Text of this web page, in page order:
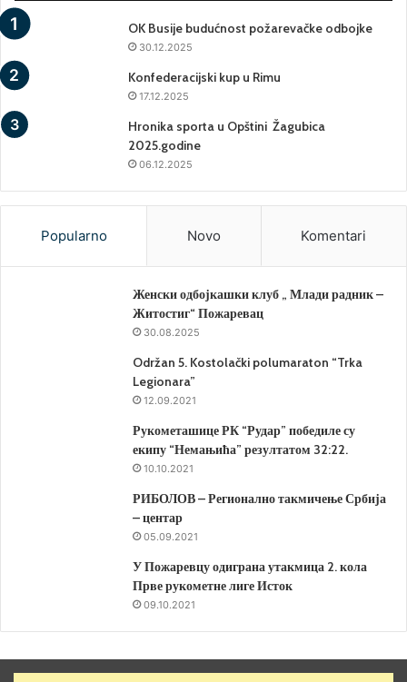
OK Busije budućnost požarevačke odbojke
30.12.2025
Konfederacijski kup u Rimu
17.12.2025
Hronika sporta u Opštini Žagubica
2025.godine
06.12.2025
Popularno Novo Komentari
Женски одбојкашки клуб „ Млади радник –
Житостиг“ Пожаревац
30.08.2025
Održan 5. Kostolački polumaraton “Trka
Legionara”
12.09.2021
Рукометашице РК “Рудар” победиле су
екипу “Немањића” резултатом 32:22.
10.10.2021
РИБОЛОВ – Регионално такмичење Србија
– центар
05.09.2021
У Пожаревцу одиграна утакмица 2. кола
Прве рукометне лиге Исток
09.10.2021